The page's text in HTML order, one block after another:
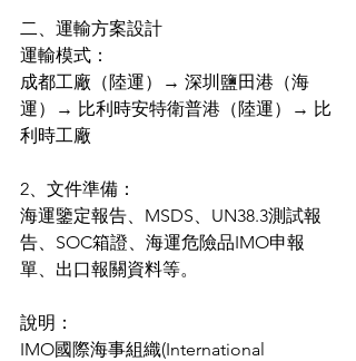
二、運輸方案設計
運輸模式：
成都工廠（陸運）→ 深圳鹽田港（海
運）→ 比利時安特衛普港（陸運）→ 比
利時工廠
2、文件準備：
海運鑒定報告、MSDS、UN38.3測試報
告、SOC箱證、海運危險品IMO申報
單、出口報關資料等。
說明：
IMO國際海事組織(International